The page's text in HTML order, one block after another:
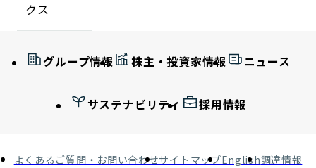
クス
グループ情報 株主・投資家情報 ニュース
サステナビリティ 採用情報
よくあるご質問・お問い合わせサイトマップEnglish調達情報